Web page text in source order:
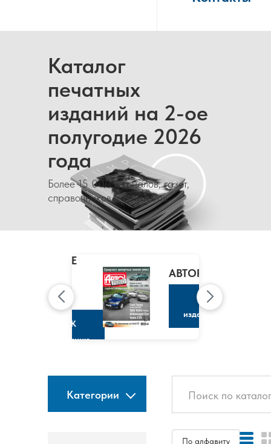
Каталог
печатных
изданий на 2-ое
полугодие 2026
года
Более 15 000 журналов, газет,
справочников и каталогов
CLAIRE
МАРИ
КЛЭР
К
изданию
АВТОРЕВЮ
К
изданию
Категории
По алфавиту